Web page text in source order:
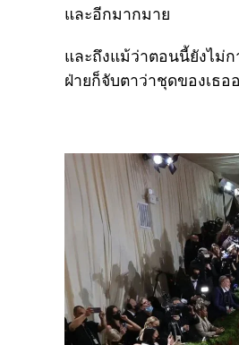
และอีกมากมาย
และถึงแม้ว่าตอนนี้ยังไม่ก
ฝ่ายก็จับตาว่าชุดของเธอ